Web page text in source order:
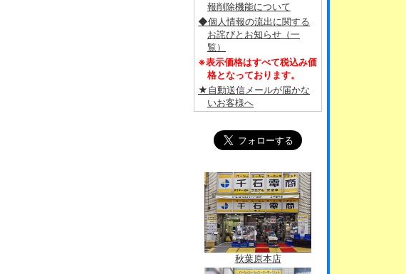
報削除機能について
◆個人情報の流出に関する
お詫びとお知らせ（一
覧）
※表示価格はすべて税込み価
格となっております。
★自動送信メールが届かな
いお客様へ
秋葉原本店